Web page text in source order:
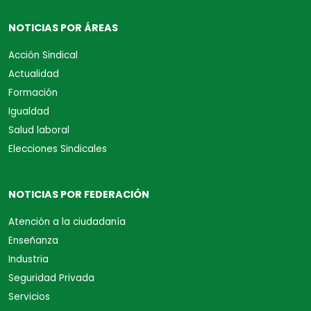
NOTICIAS POR ÁREAS
Acción Sindical
Actualidad
Formación
Igualdad
Salud laboral
Elecciones Sindicales
NOTICIAS POR FEDERACIÓN
Atención a la ciudadanía
Enseñanza
Industria
Seguridad Privada
Servicios